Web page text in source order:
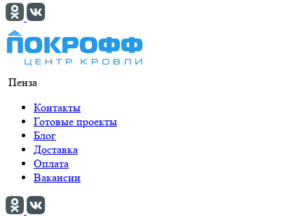
Пенза
Контакты
Готовые проекты
Блог
Доставка
Оплата
Вакансии